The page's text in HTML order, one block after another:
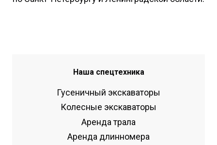
Наша спецтехника
Гусеничный экскаваторы
Колесные экскаваторы
Аренда трала
Аренда длинномера